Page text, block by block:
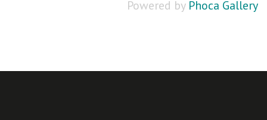
Powered by Phoca Gallery